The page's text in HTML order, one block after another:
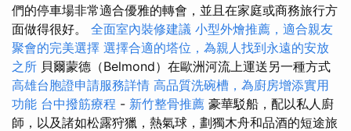
們的停車場非常適合優雅的轉會，並且在家庭或商務旅行方
面做得很好。 全面室內裝修建議 小型外燴推薦，適合親友
聚會的完美選擇 選擇合適的塔位，為親人找到永遠的安放
之所 貝爾蒙德（Belmond）在歐洲河流上運送另一種方式
高雄台胞證申請服務詳情 高品質洗碗槽，為廚房增添實用
功能 台中撥筋療程 - 新竹整骨推薦 豪華駁船，配以私人廚
師，以及諸如松露狩獵，熱氣球，劃獨木舟和品酒的短途旅